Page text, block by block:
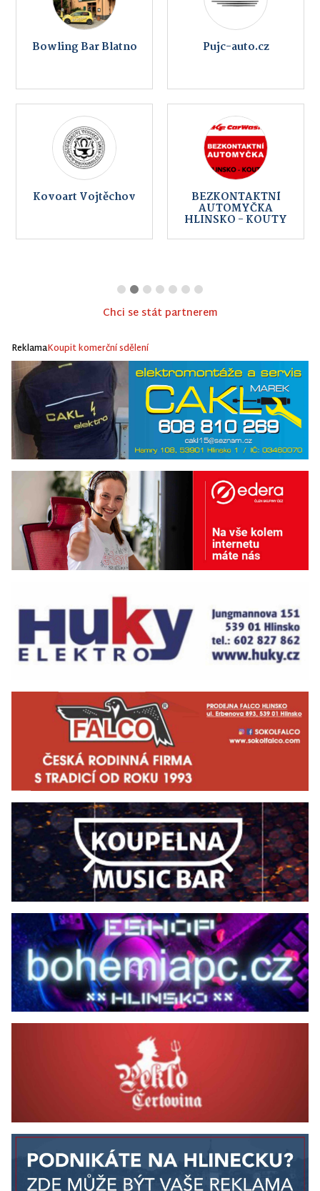
Bowling Bar Blatno Pujc-auto.cz
Kovoart Vojtěchov BEZKONTAKTNÍ
AUTOMYČKA
HLINSKO - KOUTY
Chci se stát partnerem
ReklamaKoupit komerční sdělení